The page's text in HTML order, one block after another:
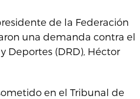
de la Federación
una demanda contra el
Deportes (DRD), Héctor
en el Tribunal de